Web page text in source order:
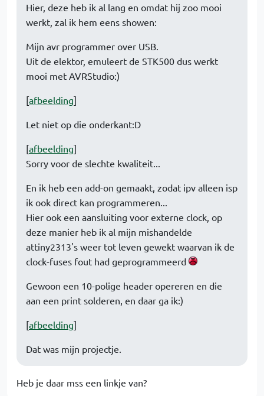
Hier, deze heb ik al lang en omdat hij zoo mooi
werkt, zal ik hem eens showen:
Mijn avr programmer over USB.
Uit de elektor, emuleert de STK500 dus werkt
mooi met AVRStudio:)
[afbeelding]
Let niet op die onderkant:D
[afbeelding]
Sorry voor de slechte kwaliteit...
En ik heb een add-on gemaakt, zodat ipv alleen isp
ik ook direct kan programmeren...
Hier ook een aansluiting voor externe clock, op
deze manier heb ik al mijn mishandelde
attiny2313's weer tot leven gewekt waarvan ik de
clock-fuses fout had geprogrammeerd
Gewoon een 10-polige header opereren en die
aan een print solderen, en daar ga ik:)
[afbeelding]
Dat was mijn projectje.
Heb je daar mss een linkje van?